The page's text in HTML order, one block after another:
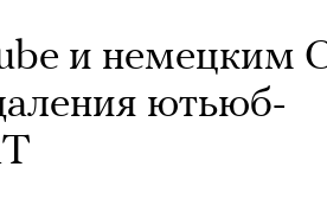
и
ютьюб-